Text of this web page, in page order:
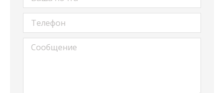
Телефон
Сообщение